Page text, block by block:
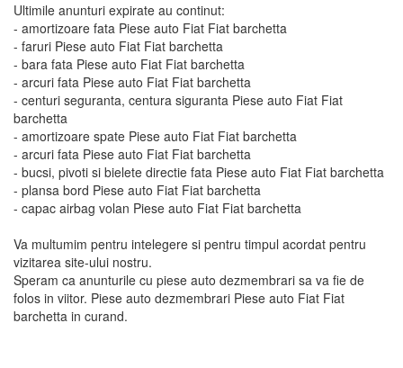
Ultimile anunturi expirate au continut:
- amortizoare fata Piese auto Fiat Fiat barchetta
- faruri Piese auto Fiat Fiat barchetta
- bara fata Piese auto Fiat Fiat barchetta
- arcuri fata Piese auto Fiat Fiat barchetta
- centuri seguranta, centura siguranta Piese auto Fiat Fiat
barchetta
- amortizoare spate Piese auto Fiat Fiat barchetta
- arcuri fata Piese auto Fiat Fiat barchetta
- bucsi, pivoti si bielete directie fata Piese auto Fiat Fiat barchetta
- plansa bord Piese auto Fiat Fiat barchetta
- capac airbag volan Piese auto Fiat Fiat barchetta
Va multumim pentru intelegere si pentru timpul acordat pentru
vizitarea site-ului nostru.
Speram ca anunturile cu piese auto dezmembrari sa va fie de
folos in viitor. Piese auto dezmembrari Piese auto Fiat Fiat
barchetta in curand.